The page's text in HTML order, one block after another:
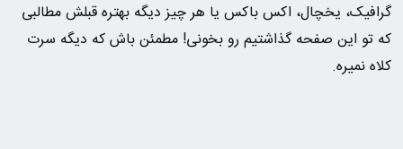
گرافیک، یخچال، اکس باکس یا هر چیز دیگه بهتره قبلش مطالبی
که تو این صفحه گذاشتیم رو بخونی! مطمئن باش که دیگه سرت
کلاه نمیره.